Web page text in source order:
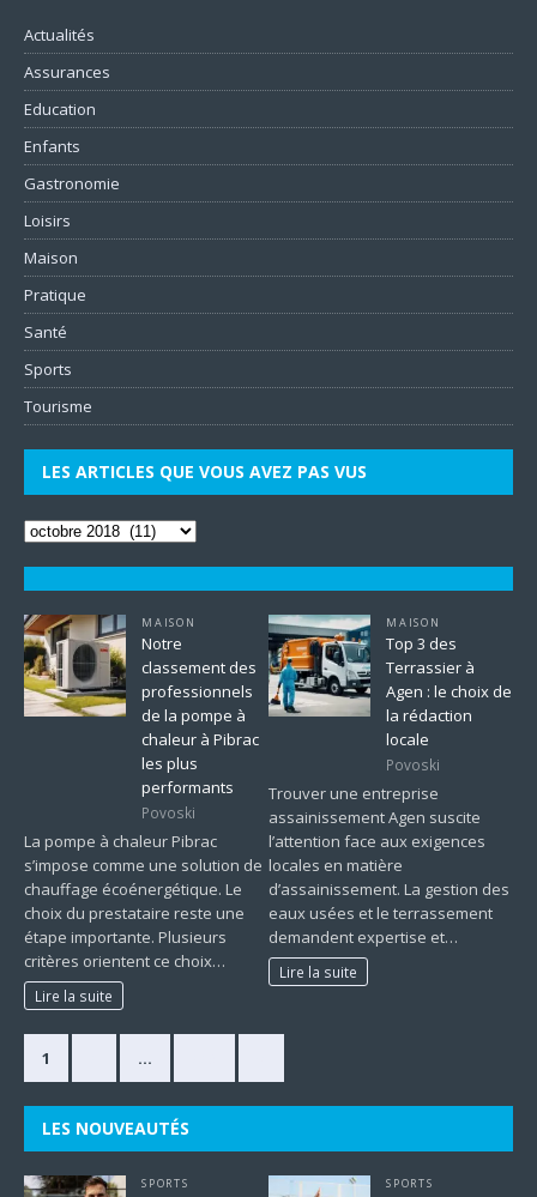
Actualités
Assurances
Education
Enfants
Gastronomie
Loisirs
Maison
Pratique
Santé
Sports
Tourisme
LES ARTICLES QUE VOUS AVEZ PAS VUS
MAISON
Notre
classement des
professionnels
de la pompe à
chaleur à Pibrac
les plus
performants
Povoski
La pompe à chaleur Pibrac
s’impose comme une solution de
chauffage écoénergétique. Le
choix du prestataire reste une
étape importante. Plusieurs
critères orientent ce choix…
Lire la suite
MAISON
Top 3 des
Terrassier à
Agen : le choix de
la rédaction
locale
Povoski
Trouver une entreprise
assainissement Agen suscite
l’attention face aux exigences
locales en matière
d’assainissement. La gestion des
eaux usées et le terrassement
demandent expertise et…
Lire la suite
1 …
LES NOUVEAUTÉS
SPORTS SPORTS